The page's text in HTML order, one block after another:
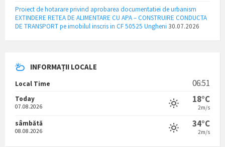
Proiect de hotarare privind aprobarea documentatiei de urbanism
EXTINDERE RETEA DE ALIMENTARE CU APA – CONSTRUIRE CONDUCTA
DE TRANSPORT pe imobilul inscris in CF 50525 Ungheni 30.07.2026
INFORMAȚII LOCALE
Local Time 06:51
Today
07.08.2026
18°C
2m/s
sâmbătă
08.08.2026
34°C
2m/s